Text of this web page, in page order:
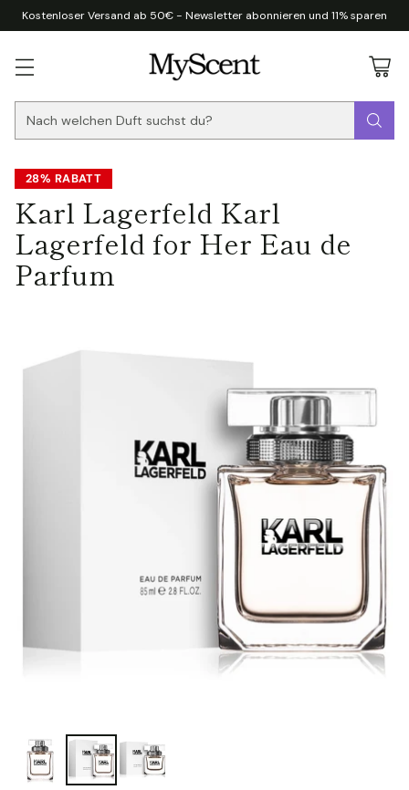
Nach welchen Duft suchst du?
Kostenloser Versand ab 50€ - Newsletter abonnieren und 11% sparen
28% RABATT
Karl Lagerfeld Karl
Lagerfeld for Her Eau de
Parfum